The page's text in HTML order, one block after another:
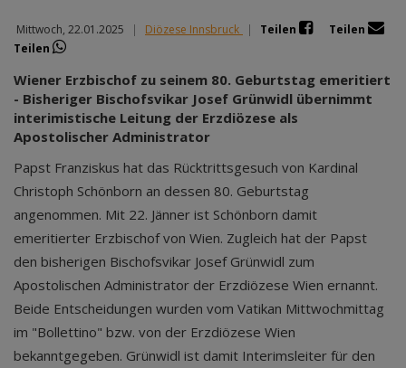
Mittwoch, 22.01.2025 | Diözese Innsbruck | Teilen
Teilen
Teilen
Wiener Erzbischof zu seinem 80. Geburtstag emeritiert
- Bisheriger Bischofsvikar Josef Grünwidl übernimmt
interimistische Leitung der Erzdiözese als
Apostolischer Administrator
Papst Franziskus hat das Rücktrittsgesuch von Kardinal
Christoph Schönborn an dessen 80. Geburtstag
angenommen. Mit 22. Jänner ist Schönborn damit
emeritierter Erzbischof von Wien. Zugleich hat der Papst
den bisherigen Bischofsvikar Josef Grünwidl zum
Apostolischen Administrator der Erzdiözese Wien ernannt.
Beide Entscheidungen wurden vom Vatikan Mittwochmittag
im "Bollettino" bzw. von der Erzdiözese Wien
bekanntgegeben. Grünwidl ist damit Interimsleiter für den